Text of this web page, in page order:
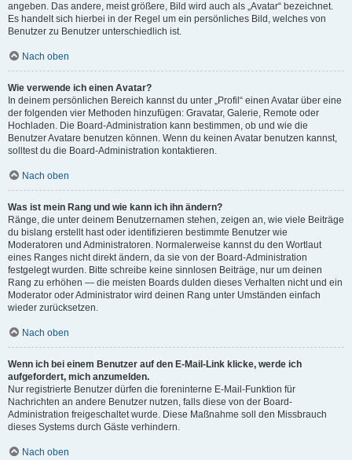
angeben. Das andere, meist größere, Bild wird auch als „Avatar“ bezeichnet.
Es handelt sich hierbei in der Regel um ein persönliches Bild, welches von
Benutzer zu Benutzer unterschiedlich ist.
Nach oben
Wie verwende ich einen Avatar?
In deinem persönlichen Bereich kannst du unter „Profil“ einen Avatar über eine
der folgenden vier Methoden hinzufügen: Gravatar, Galerie, Remote oder
Hochladen. Die Board-Administration kann bestimmen, ob und wie die
Benutzer Avatare benutzen können. Wenn du keinen Avatar benutzen kannst,
solltest du die Board-Administration kontaktieren.
Nach oben
Was ist mein Rang und wie kann ich ihn ändern?
Ränge, die unter deinem Benutzernamen stehen, zeigen an, wie viele Beiträge
du bislang erstellt hast oder identifizieren bestimmte Benutzer wie
Moderatoren und Administratoren. Normalerweise kannst du den Wortlaut
eines Ranges nicht direkt ändern, da sie von der Board-Administration
festgelegt wurden. Bitte schreibe keine sinnlosen Beiträge, nur um deinen
Rang zu erhöhen — die meisten Boards dulden dieses Verhalten nicht und ein
Moderator oder Administrator wird deinen Rang unter Umständen einfach
wieder zurücksetzen.
Nach oben
Wenn ich bei einem Benutzer auf den E-Mail-Link klicke, werde ich
aufgefordert, mich anzumelden.
Nur registrierte Benutzer dürfen die foreninterne E-Mail-Funktion für
Nachrichten an andere Benutzer nutzen, falls diese von der Board-
Administration freigeschaltet wurde. Diese Maßnahme soll den Missbrauch
dieses Systems durch Gäste verhindern.
Nach oben